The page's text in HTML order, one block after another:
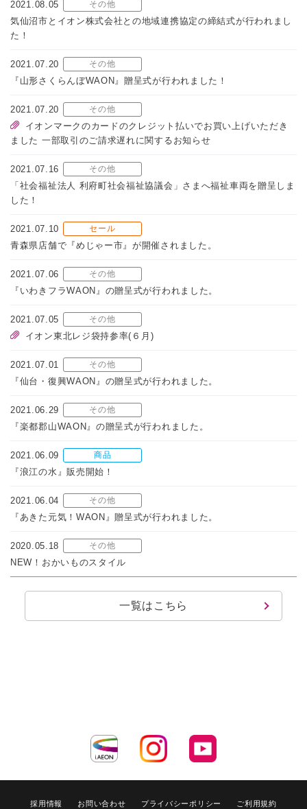
2021.08.05 その他
気仙沼市とイオン株式会社との地域連携協定の締結式が行われまし
た！
2021.07.20 その他
『山形さくらんぼWAON』贈呈式が行われました！
2021.07.20 その他
イオンマークのカードのクレジット払いでお買い上げいただき
ました 一部取引のご請求遅れに関するお知らせ
2021.07.16 その他
「社会福祉法人 利府町社会福祉協議会」さまへ福祉車両を贈呈しま
した！
2021.07.10 セール
青森県店舗で『めじゃー市』が開催されました。
2021.07.06 その他
『いわきフラWAON』の贈呈式が行われました。
2021.07.05 その他
イオン東北レジ袋持参率(６月)
2021.07.01 その他
『仙台・復興WAON』の贈呈式が行われました。
2021.06.29 その他
『楽都郡山WAON』の贈呈式が行われました。
2021.06.09 商品
『浪江の水』販売開始！
2021.06.04 その他
『あきた元気！WAON』贈呈式が行われました。
2020.05.18 その他
NEW！おかいものスタイル
一覧はこちら
採用情報 お問い合わせ プライバシーポリシー ご利用規約